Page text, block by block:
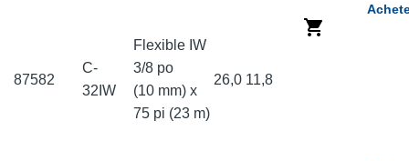
87582
C-
32IW
Flexible IW
3/8 po
(10 mm) x
75 pi (23 m)
26,0 11,8